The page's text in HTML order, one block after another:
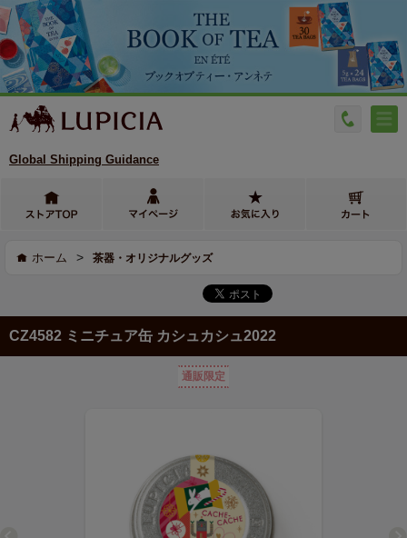
Global Shipping Guidance
ホーム > 茶器・オリジナルグッズ
CZ4582 ミニチュア缶 カシュカシュ2022
通販限定